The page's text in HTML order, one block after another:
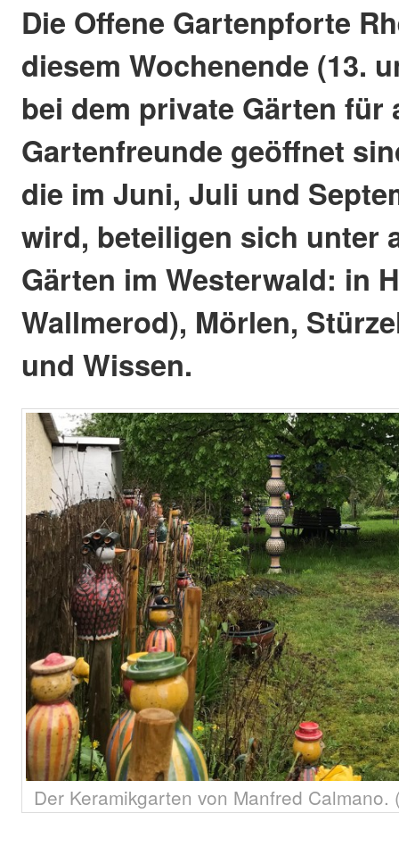
Die Offene Gartenpforte
diesem Wochenende (13.
bei dem private Gärten
Gartenfreunde geöffnet
die im Juni, Juli und
wird, beteiligen sich unter
Gärten im Westerwald: in
Wallmerod), Mörlen,
und Wissen.
Der Keramikgarten von Manfred